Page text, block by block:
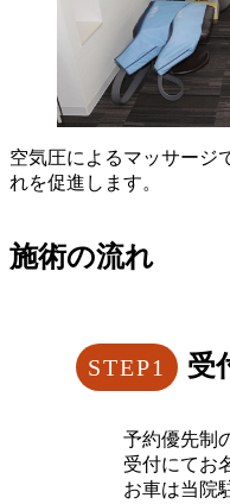
空気圧によるマッサージ
れを促進します。
施術の流れ
受
予約優先制
受付にてお
お車は当院